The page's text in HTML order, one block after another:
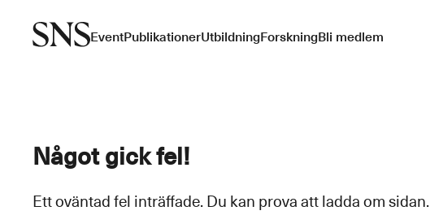
EventPublikationerUtbildningForskningBli medlem
Något gick fel!
Ett oväntad fel inträffade. Du kan prova att ladda om sidan.